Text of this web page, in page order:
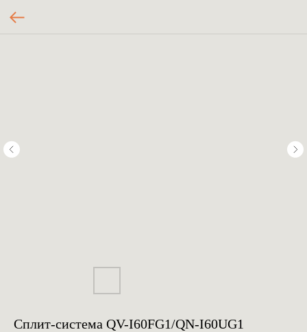
Сплит-система QV-I60FG1/QN-I60UG1